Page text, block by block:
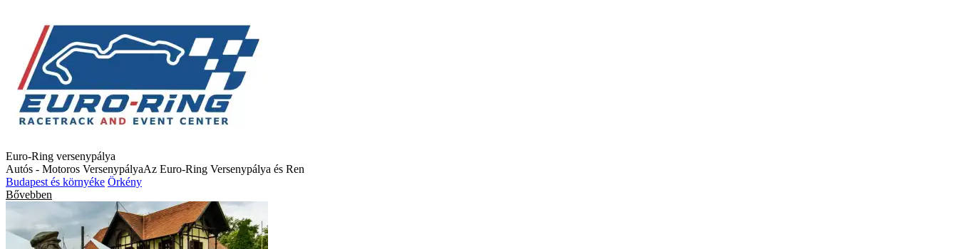
Euro-Ring versenypálya
Autós - Motoros VersenypályaAz Euro-Ring Versenypálya és Ren
Budapest és környéke Örkény
Bővebben